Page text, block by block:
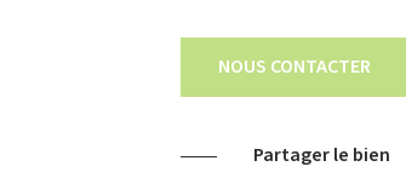
NOUS CONTACTER
Partager le bien